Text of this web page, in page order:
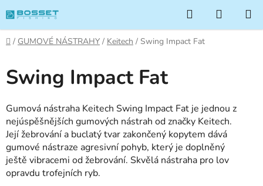
na
obsah
Hledat
KOŠÍK
Domů
/ GUMOVÉ NÁSTRAHY / Keitech / Swing Impact Fat
Swing Impact Fat
Gumová nástraha Keitech Swing Impact Fat je jednou z
nejúspěšnějších gumových nástrah od značky Keitech.
Její žebrování a buclatý tvar zakončený kopytem dává
gumové nástraze agresivní pohyb, který je doplněný
ještě vibracemi od žebrování. Skvělá nástraha pro lov
opravdu trofejních ryb.